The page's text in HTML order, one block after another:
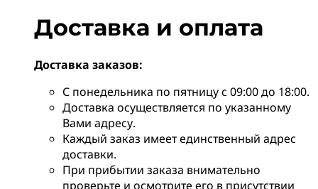
Доставка и оплата
Доставка заказов:
С понедельника по пятницу с 09:00 до 18:00.
Доставка осуществляется по указанному
Вами адресу.
Каждый заказ имеет единственный адрес
доставки.
При прибытии заказа внимательно
проверьте и осмотрите его в присутствии